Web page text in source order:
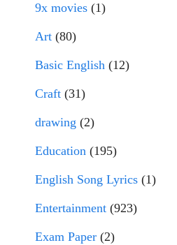
9x movies (1)
Art (80)
Basic English (12)
Craft (31)
drawing (2)
Education (195)
English Song Lyrics (1)
Entertainment (923)
Exam Paper (2)